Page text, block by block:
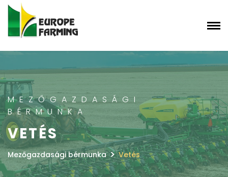
MEZŐGAZDASÁGI
BÉRMUNKA
VETÉS
Mezőgazdasági bérmunka > Vetés